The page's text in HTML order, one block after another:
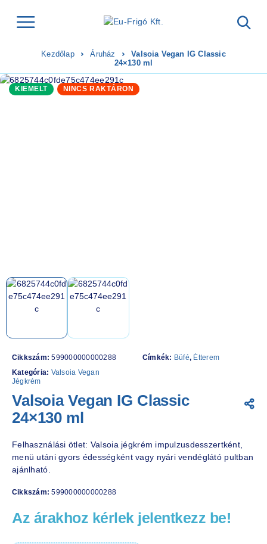
Kezdőlap Áruház
Valsoia Vegan IG Classic
24×130 ml
KIEMELT NINCS RAKTÁRON
Cikkszám:599000000000288
Kategória: Valsoia Vegan
Jégkrém
Címkék: Büfé, Étterem
Valsoia Vegan IG Classic
24×130 ml
Felhasználási ötlet: Valsoia jégkrém impulzusdesszertként,
menü utáni gyors édességként vagy nyári vendéglátó pultban
ajánlható.
Cikkszám:599000000000288
Az árakhoz kérlek jelentkezz be!